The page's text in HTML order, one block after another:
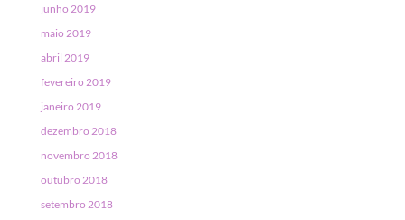
junho 2019
maio 2019
abril 2019
fevereiro 2019
janeiro 2019
dezembro 2018
novembro 2018
outubro 2018
setembro 2018